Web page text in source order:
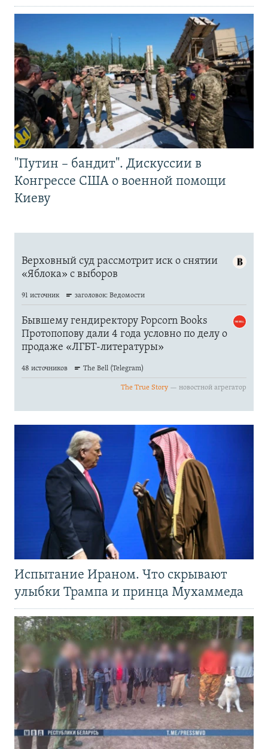
"Путин – бандит". Дискуссии в
Конгрессе США о военной помощи
Киеву
Испытание Ираном. Что скрывают
улыбки Трампа и принца Мухаммеда